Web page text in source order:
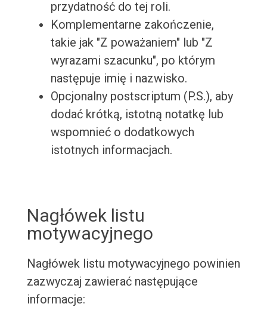
przydatność do tej roli.
Komplementarne zakończenie,
takie jak "Z poważaniem" lub "Z
wyrazami szacunku", po którym
następuje imię i nazwisko.
Opcjonalny postscriptum (P.S.), aby
dodać krótką, istotną notatkę lub
wspomnieć o dodatkowych
istotnych informacjach.
Nagłówek listu
motywacyjnego
Nagłówek listu motywacyjnego powinien
zazwyczaj zawierać następujące
informacje: